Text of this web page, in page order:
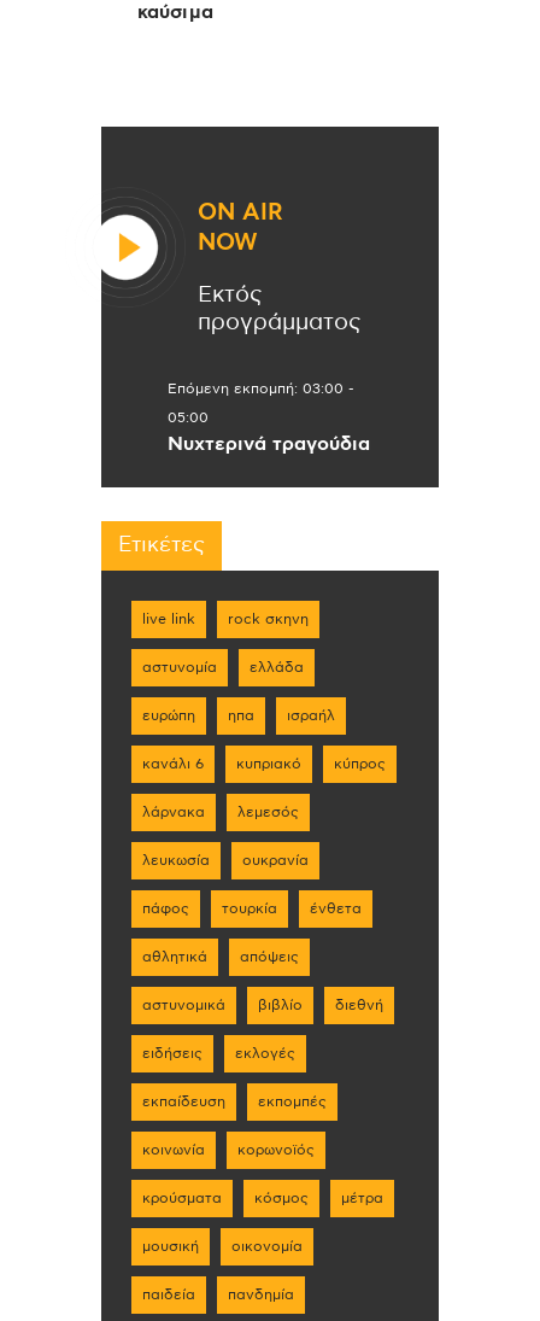
καύσιμα
ON AIR
NOW
Εκτός
προγράμματος
Επόμενη εκπομπή: 03:00 -
05:00
Νυχτερινά τραγούδια
Ετικέτες
live link rock σκηνη
αστυνομία ελλάδα
ευρώπη ηπα ισραήλ
κανάλι 6 κυπριακό κύπρος
λάρνακα λεμεσός
λευκωσία ουκρανία
πάφος τουρκία ένθετα
αθλητικά απόψεις
αστυνομικά βιβλίο διεθνή
ειδήσεις εκλογές
εκπαίδευση εκπομπές
κοινωνία κορωνοϊός
κρούσματα κόσμος μέτρα
μουσική οικονομία
παιδεία πανδημία